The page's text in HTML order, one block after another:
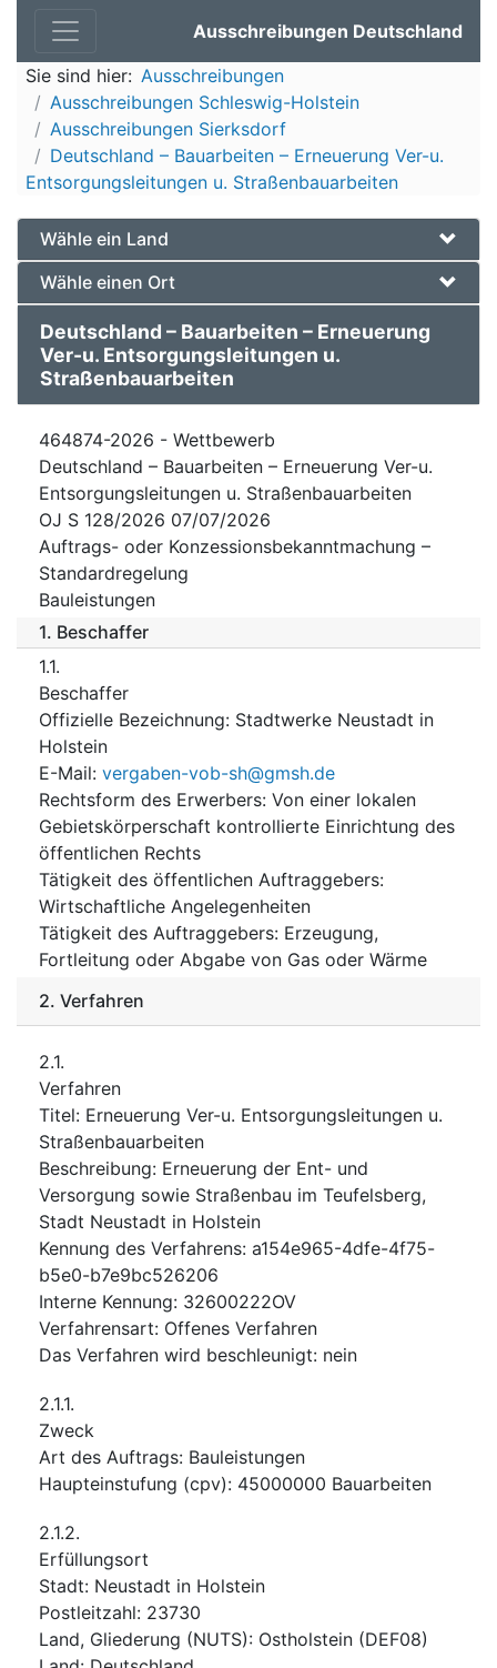
Ausschreibungen Deutschland
Sie sind hier: Ausschreibungen
Ausschreibungen Schleswig-Holstein
Ausschreibungen Sierksdorf
Deutschland – Bauarbeiten – Erneuerung Ver-u.
Entsorgungsleitungen u. Straßenbauarbeiten
Wähle ein Land
Wähle einen Ort
Deutschland – Bauarbeiten – Erneuerung
Ver-u. Entsorgungsleitungen u.
Straßenbauarbeiten
464874-2026 - Wettbewerb
Deutschland – Bauarbeiten – Erneuerung Ver-u.
Entsorgungsleitungen u. Straßenbauarbeiten
OJ S 128/2026 07/07/2026
Auftrags- oder Konzessionsbekanntmachung –
Standardregelung
Bauleistungen
1. Beschaffer
1.1.
Beschaffer
Offizielle Bezeichnung: Stadtwerke Neustadt in
Holstein
E-Mail: vergaben-vob-sh@gmsh.de
Rechtsform des Erwerbers: Von einer lokalen
Gebietskörperschaft kontrollierte Einrichtung des
öffentlichen Rechts
Tätigkeit des öffentlichen Auftraggebers:
Wirtschaftliche Angelegenheiten
Tätigkeit des Auftraggebers: Erzeugung,
Fortleitung oder Abgabe von Gas oder Wärme
2. Verfahren
2.1.
Verfahren
Titel: Erneuerung Ver-u. Entsorgungsleitungen u.
Straßenbauarbeiten
Beschreibung: Erneuerung der Ent- und
Versorgung sowie Straßenbau im Teufelsberg,
Stadt Neustadt in Holstein
Kennung des Verfahrens: a154e965-4dfe-4f75-
b5e0-b7e9bc526206
Interne Kennung: 32600222OV
Verfahrensart: Offenes Verfahren
Das Verfahren wird beschleunigt: nein
2.1.1.
Zweck
Art des Auftrags: Bauleistungen
Haupteinstufung (cpv): 45000000 Bauarbeiten
2.1.2.
Erfüllungsort
Stadt: Neustadt in Holstein
Postleitzahl: 23730
Land, Gliederung (NUTS): Ostholstein (DEF08)